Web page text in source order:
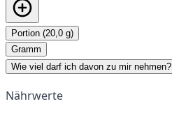
Portion (20,0 g)
Gramm
Wie viel darf ich davon zu mir nehmen?
Nährwerte